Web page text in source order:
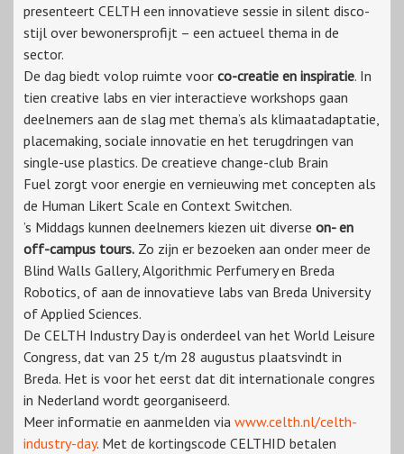
presenteert CELTH een innovatieve sessie in silent disco-
stijl over bewonersprofijt – een actueel thema in de
sector.
De dag biedt volop ruimte voor co-creatie en inspiratie. In
tien creative labs en vier interactieve workshops gaan
deelnemers aan de slag met thema’s als klimaatadaptatie,
placemaking, sociale innovatie en het terugdringen van
single-use plastics. De creatieve change-club Brain
Fuel zorgt voor energie en vernieuwing met concepten als
de Human Likert Scale en Context Switchen.
’s Middags kunnen deelnemers kiezen uit diverse on- en
off-campus tours. Zo zijn er bezoeken aan onder meer de
Blind Walls Gallery, Algorithmic Perfumery en Breda
Robotics, of aan de innovatieve labs van Breda University
of Applied Sciences.
De CELTH Industry Day is onderdeel van het World Leisure
Congress, dat van 25 t/m 28 augustus plaatsvindt in
Breda. Het is voor het eerst dat dit internationale congres
in Nederland wordt georganiseerd.
Meer informatie en aanmelden via www.celth.nl/celth-
industry-day. Met de kortingscode CELTHID betalen